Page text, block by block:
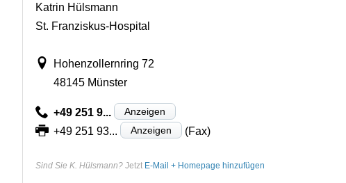
Katrin Hülsmann
St. Franziskus-Hospital
Hohenzollernring 72
48145 Münster
+49 251 9... Anzeigen
+49 251 93... Anzeigen (Fax)
Sind Sie K. Hülsmann? Jetzt E-Mail + Homepage hinzufügen